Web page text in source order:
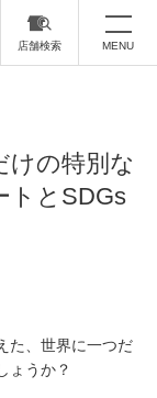
店舗検索 MENU
池交換
けの特別な
トとSDGs
た、世界に一つだ
ょうか？